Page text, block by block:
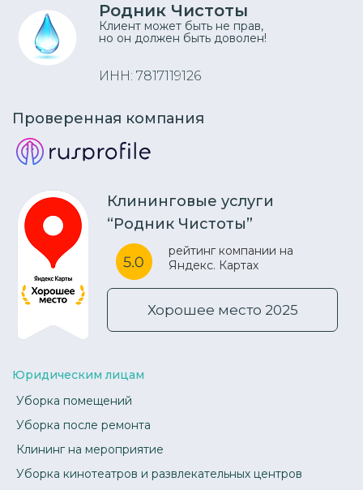
Родник Чистоты
Клиент может быть не прав,
но он должен быть доволен!
ИНН: 7817119126
Проверенная компания
Клининговые услуги
“Родник Чистоты”
рейтинг компании на
Яндекс. Картах
Хорошее место 2025
Юридическим лицам
Уборка помещений
Уборка после ремонта
Клининг на мероприятие
Уборка кинотеатров и развлекательных центров